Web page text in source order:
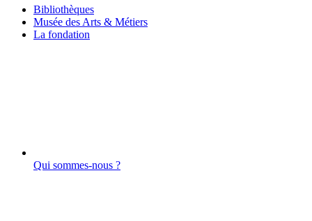
Bibliothèques
Musée des Arts & Métiers
La fondation
Qui sommes-nous ?